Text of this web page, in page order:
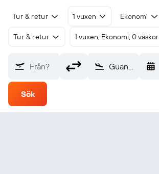
Tur & retur 1 vuxen Ekonomi
Tur & retur 1 vuxen, Ekonomi, 0 väskor
Från? Guanaja (GJA)
Sök